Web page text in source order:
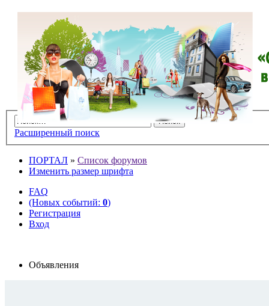
Расширенный поиск
ПОРТАЛ » Список форумов
Изменить размер шрифта
FAQ
(Новых событий: 0)
Регистрация
Вход
Объявления